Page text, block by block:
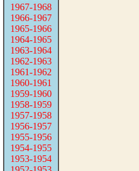
1967-1968
1966-1967
1965-1966
1964-1965
1963-1964
1962-1963
1961-1962
1960-1961
1959-1960
1958-1959
1957-1958
1956-1957
1955-1956
1954-1955
1953-1954